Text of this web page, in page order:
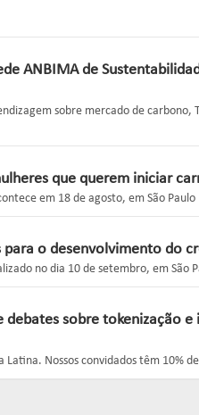
ANBIMA de
sobre mercado de carbono,
que querem iniciar
em 18 de agosto, em São Paulo
para o desenvolvimento do
no dia 10 de setembro, em São
debates sobre tokenização
Nossos convidados têm 10%